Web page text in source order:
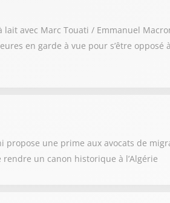
lait avec Marc Touati / Emmanuel
en garde à vue pour s’être opposé
propose une prime aux avocats de
un canon historique à l’Algérie